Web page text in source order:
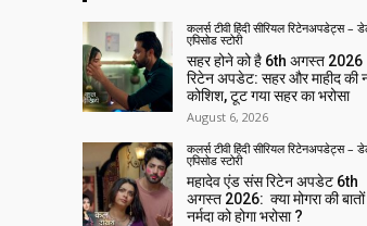
कलर्स टीवी हिंदी सीरियल रिटेनअपडेट्स –
एपिसोड स्टोरी
सहर होने को है 6th अगस्त 2026
रिटेन अपडेट: सहर और माहीद की
कोशिश, टूट गया सहर का भरोसा
August 6, 2026
कलर्स टीवी हिंदी सीरियल रिटेनअपडेट्स –
एपिसोड स्टोरी
महादेव एंड संस रिटेन अपडेट 6th
अगस्त 2026: क्या मोगरा की
नर्मदा को होगा भरोसा ?